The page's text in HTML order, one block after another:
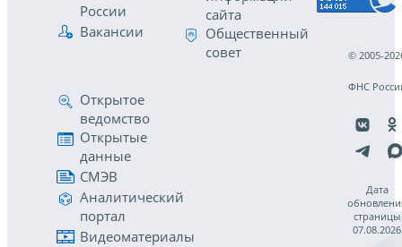
России
Вакансии
сайта
Общественный
совет
Открытое
ведомство
Открытые
данные
СМЭВ
Аналитический
портал
Видеоматериалы
© 2005-
ФНС
Дата
страницы
07.08.2026